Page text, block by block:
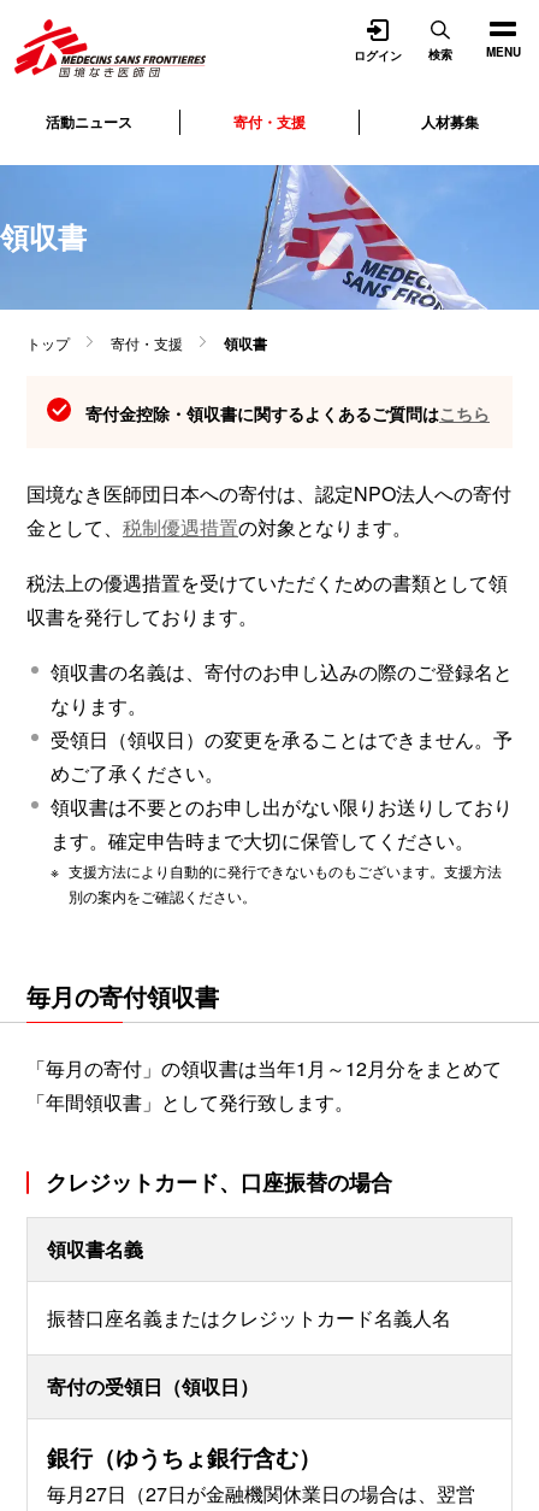
MENU
活動ニュース 寄付・支援 人材募集
ログイン 検索
トップ 寄付・支援 領収書
領収書
寄付金控除・領収書に関するよくあるご質問はこちら
国境なき医師団日本への寄付は、認定NPO法人への寄付
金として、 税制優遇措置の対象となります。
税法上の優遇措置を受けていただくための書類として領
収書を発行しております。
領収書の名義は、寄付のお申し込みの際のご登録名と
なります。
受領日（領収日）の変更を承ることはできません。予
めご了承ください。
領収書は不要とのお申し出がない限りお送りしており
ます。確定申告時まで大切に保管してください。
※ 支援方法により自動的に発行できないものもございます。支援方法
別の案内をご確認ください。
毎月の寄付領収書
「毎月の寄付」の領収書は当年1月～12月分をまとめて
「年間領収書」として発行致します。
クレジットカード、口座振替の場合
領収書名義
振替口座名義またはクレジットカード名義人名
寄付の受領日（領収日）
銀行（ゆうちょ銀行含む）
毎月27日（27日が金融機関休業日の場合は、翌営